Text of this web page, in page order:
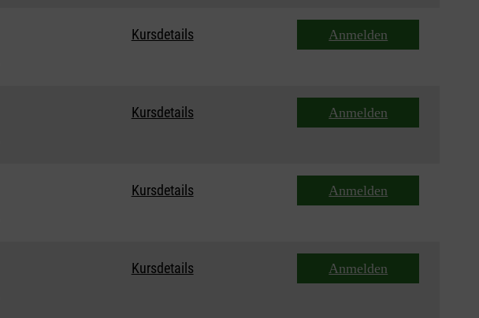
Kursdetails Anmelden
Kursdetails Anmelden
Kursdetails Anmelden
Kursdetails Anmelden